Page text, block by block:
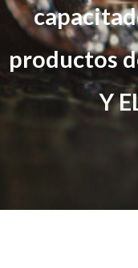
productos
Y